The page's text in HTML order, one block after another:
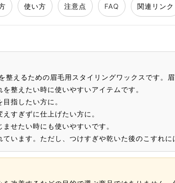
使い方 注意点 FAQ 関連リンク
整えるための眉毛用スタイリングワックスです。
整えたい時に使いやすいアイテムです。
指したい方に。
すぎずに仕上げたい方に。
せたい時にも使いやすいです。
います。ただし、つけすぎや乾いた後のこすれに